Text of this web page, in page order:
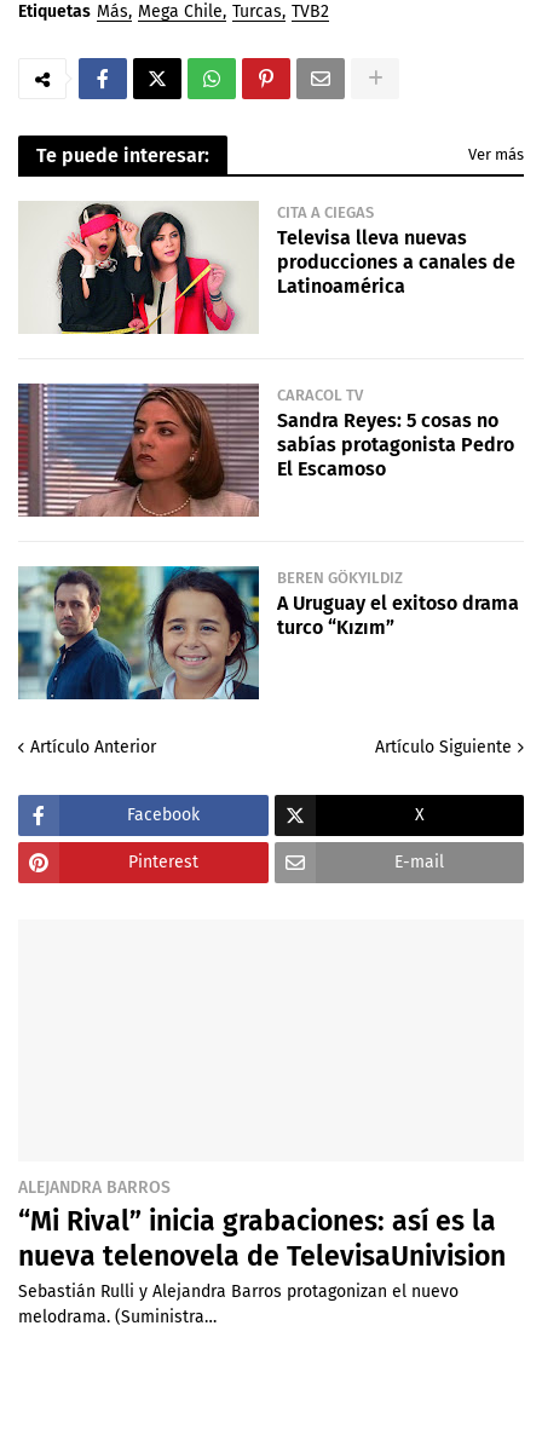
Etiquetas Más Mega Chile Turcas TVB2
Te puede interesar: Ver más
CITA A CIEGAS
Televisa lleva nuevas
producciones a canales de
Latinoamérica
CARACOL TV
Sandra Reyes: 5 cosas no
sabías protagonista Pedro
El Escamoso
BEREN GÖKYILDIZ
A Uruguay el exitoso drama
turco “Kızım”
Artículo Anterior Artículo Siguiente
Facebook X
Pinterest E-mail
ALEJANDRA BARROS
“Mi Rival” inicia grabaciones: así es la
nueva telenovela de TelevisaUnivision
Sebastián Rulli y Alejandra Barros protagonizan el nuevo
melodrama. (Suministra…